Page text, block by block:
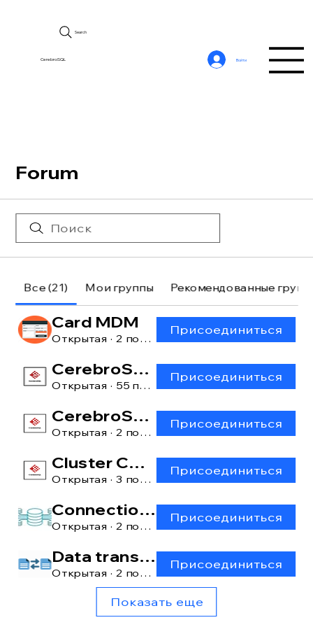
CerebroSQL
Search
Войти
Forum
Все (21) Мои группы Рекомендованные
Card MDM
Открытая · 2 пользователя
Присоединиться
CerebroSQL
Открытая · 55 пользователей
Присоединиться
CerebroSQL: main window
Открытая · 2 пользователя
Присоединиться
Cluster CerebroSQL
Открытая · 3 пользователя
Присоединиться
Connection manager
Открытая · 2 пользователя
Присоединиться
Data transfer [lite]
Открытая · 2 пользователя
Присоединиться
Показать еще